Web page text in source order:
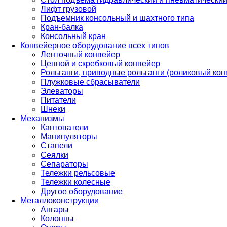
Лифт грузовой
Подъемник консольный и шахтного типа
Кран-балка
Консольный кран
Конвейерное оборудование всех типов
Ленточный конвейер
Цепной и скребковый конвейер
Рольганги, приводные рольганги (роликовый
Плужковые сбрасыватели
Элеваторы
Питатели
Шнеки
Механизмы
Кантователи
Манипуляторы
Стапели
Сеялки
Сепараторы
Тележки рельсовые
Тележки колесные
Другое оборудование
Металлоконструкции
Ангары
Колонны